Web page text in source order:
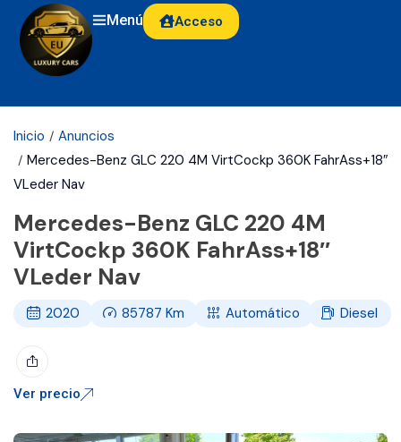
Menú Acceso
Inicio
Anuncios
Mercedes-Benz GLC 220 4M VirtCockp 360K FahrAss+18″
VLeder Nav
Mercedes-Benz GLC 220 4M
VirtCockp 360K FahrAss+18″
VLeder Nav
2020 85787Km Automático Diesel
Ver precio